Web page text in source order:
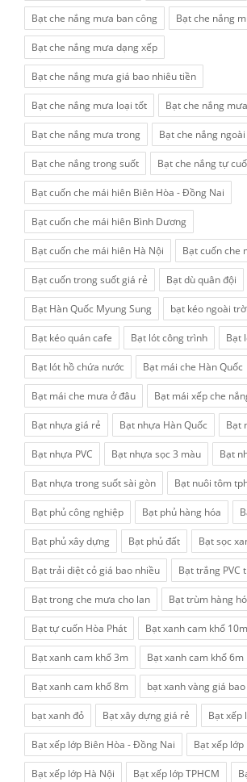
Bạt che nắng mưa ban công Bạt che nắng
Bạt che nắng mưa dạng xếp
Bạt che nắng mưa giá bao nhiêu tiền
Bạt che nắng mưa loại tốt Bạt che nắng
Bạt che nắng mưa trong Bạt che nắng
Bạt che nắng trong suốt Bạt che nắng tự
Bạt cuốn che mái hiên Biên Hòa - Đồng Nai
Bạt cuốn che mái hiên Bình Dương
Bạt cuốn che mái hiên Hà Nội Bạt cuốn che
Bạt cuốn trong suốt giá rẻ Bạt dù quân đội
Bạt Hàn Quốc Myung Sung bạt kéo ngoài trời
Bạt kéo quán cafe Bạt lót công trình Bạt
Bạt lót hồ chứa nước Bạt mái che Hàn Quốc
Bạt mái che mưa ở đâu Bạt mái xếp che
Bạt nhựa giá rẻ Bạt nhựa Hàn Quốc Bạt
Bạt nhựa PVC Bạt nhựa sọc 3 màu Bạt
Bạt nhựa trong suốt sài gòn Bạt nuôi tôm
Bạt phủ công nghiệp Bạt phủ hàng hóa
Bạt phủ xây dựng Bạt phủ đất Bạt sọc
Bạt trải diệt cỏ giá bao nhiều Bạt trắng PVC
Bạt trong che mưa cho lan Bạt trùm hàng
Bạt tự cuốn Hòa Phát Bạt xanh cam khổ 10m
Bạt xanh cam khổ 3m Bạt xanh cam khổ 6m
Bạt xanh cam khổ 8m bạt xanh vàng giá
bạt xanh đỏ Bạt xây dựng giá rẻ Bạt xếp
Bạt xếp lớp Biên Hòa - Đồng Nai Bạt xếp
Bạt xếp lớp Hà Nội Bạt xếp lớp TPHCM